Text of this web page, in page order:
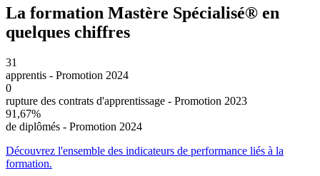
La formation Mastère Spécialisé® en
quelques chiffres
31
apprentis - Promotion 2024
0
rupture des contrats d'apprentissage - Promotion 2023
91,67%
de diplômés - Promotion 2024
Découvrez l'ensemble des indicateurs de performance liés à la
formation.